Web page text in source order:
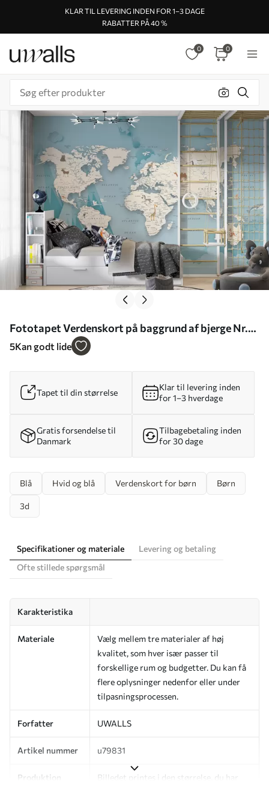
KLAR TIL LEVERING INDEN FOR 1–3 DAGE
RABATTER PÅ 40 %
0 0
Fototapet Verdenskort på baggrund af bjerge Nr.
u79831
5Kan godt lide
Tapet til din størrelse
Klar til levering inden
for 1–3 hverdage
Gratis forsendelse til
Danmark
Tilbagebetaling inden
for 30 dage
Blå Hvid og blå Verdenskort for børn Børn
3d
Specifikationer og materiale
Levering og betaling
Ofte stillede spørgsmål
Karakteristika
Materiale
Vælg mellem tre materialer af høj
kvalitet, som hver især passer til
forskellige rum og budgetter. Du kan få
flere oplysninger nedenfor eller under
tilpasningsprocessen.
Forfatter UWALLS
Artikel nummer u79831
Produktion
Billedet printes i den størrelse, du har